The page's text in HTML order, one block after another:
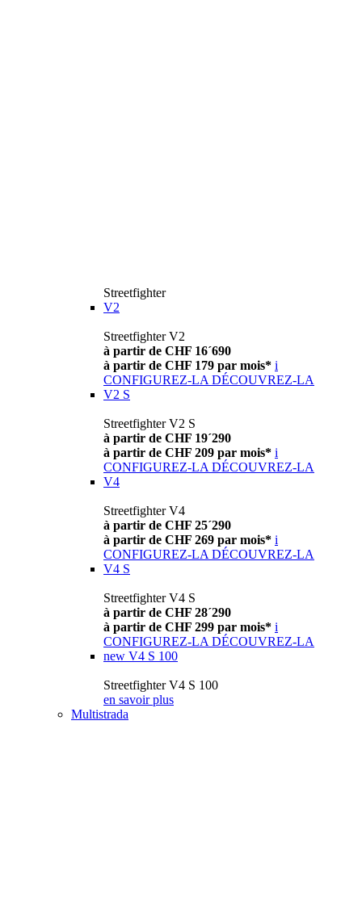
Streetfighter
V2
Streetfighter V2
à partir de CHF 16´690
à partir de CHF 179 par mois* i
CONFIGUREZ-LA DÉCOUVREZ-LA
V2 S
Streetfighter V2 S
à partir de CHF 19´290
à partir de CHF 209 par mois* i
CONFIGUREZ-LA DÉCOUVREZ-LA
V4
Streetfighter V4
à partir de CHF 25´290
à partir de CHF 269 par mois* i
CONFIGUREZ-LA DÉCOUVREZ-LA
V4 S
Streetfighter V4 S
à partir de CHF 28´290
à partir de CHF 299 par mois* i
CONFIGUREZ-LA DÉCOUVREZ-LA
new V4 S 100
Streetfighter V4 S 100
en savoir plus
Multistrada